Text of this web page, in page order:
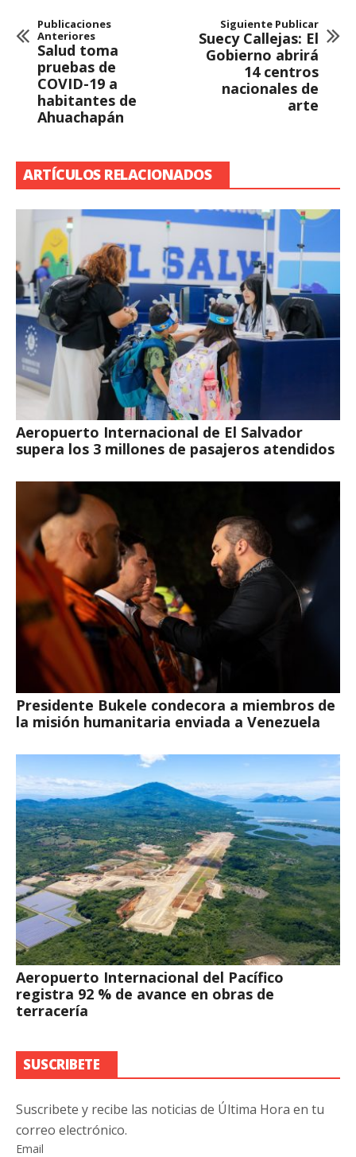
Publicaciones
Anteriores
Salud toma
pruebas de
COVID-19 a
habitantes de
Ahuachapán
Siguiente Publicar
Suecy Callejas: El
Gobierno abrirá
14 centros
nacionales de
arte
ARTÍCULOS RELACIONADOS
Aeropuerto Internacional de El Salvador
supera los 3 millones de pasajeros atendidos
Presidente Bukele condecora a miembros de
la misión humanitaria enviada a Venezuela
Aeropuerto Internacional del Pacífico
registra 92 % de avance en obras de
terracería
SUSCRIBETE
Suscribete y recibe las noticias de Última Hora en tu
correo electrónico.
Email